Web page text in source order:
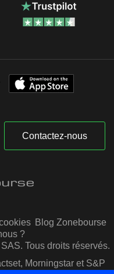
Contactez-nous
Blog Zonebourse
?
Tous droits réservés.
Morningstar et S&P